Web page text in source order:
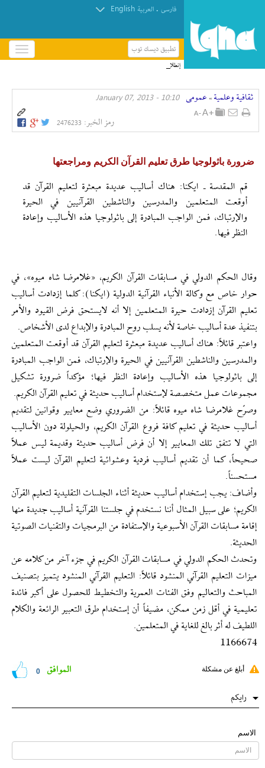
فارسی . العربیة English
تطبيق ديسك توب
باز
و
کردن
إنطلاق مؤتمر الإمام الحسين(ع) الدولي الخامس في
ثقافیة وعلمیة » عمومی 10:10 - January 07, 2013
رمز الخبر: 2476233
ضرورة باثولوجيا طرق تعليم القرآن الكريم ومراجعتها
قم المقدسة ـ ايكنا: هناك أساليب عديدة مبعثرة لتعليم القرآن قد
أوقعت المتعلمين والمدرسين والناشطين القرآنيين في الحيرة
والإرتباك، فمن الواجب المبادرة إلى باثولوجيا هذه الأساليب وإعادة
النظر فيها.
وقال الحكم الدولي في مسابقات القرآن الكريم، «غلامرضا شاه ميوه»، في
حوار خاص مع وكالة الأنباء القرآنية الدولية (ايكنا): كلما إزدادت أساليب
تعليم القرآن إزدادت حيرة المتعلمين إلا أنه لايستحق فرض القيود والأمر
بتنفيذ عدة أساليب خاصة لأنه يسلب روح المبادرة والإبداع لدى الأشخاص.
واعتبر قائلاً: هناك أساليب عديدة مبعثرة لتعليم القرآن قد أوقعت المتعلمين
والمدرسين والناشطين القرآنيين في الحيرة والإرتباك، فمن الواجب المبادرة
إلى باثولوجيا هذه الأساليب وإعادة النظر فيها؛ مؤكداً ضرورة تشكيل
مجموعات عمل متخصصة لإستخدام أساليب حديثة في تعليم القرآن الكريم.
وصرّح غلامرضا شاه ميوه قائلاً: من الضروري وضع معايير وقوانين لتقديم
أساليب حديثة في تعليم كافة فروع القرآن الكريم، والحيلولة دون الأساليب
التي لا تتفق تلك المعايير إلا أن فرض أساليب حديثة وقديمة ليس عملاً
صحيحاً، كما أن تقديم أساليب فردية وعشوائية لتعليم القرآن ليست عملاً
مستحسناً.
وأضاف: يجب إستخدام أساليب حديثة أثناء الجلسات التقليدية لتعليم القرآن
الكريم؛ على سبيل المثال أننا نستخدم في جلستنا القرآنية أساليب جديدة منها
إقامة مسابقات القرآن الأسبوعية والإستفادة من البرمجيات والتقنيات الصوتية
الحديثة.
وتحدث الحكم الدولي في مسابقات القرآن الكريم في جزء آخر من كلامه عن
ميزات التعليم القرآني المنشود قائلاً: التعليم القرآني المنشود يتميز بتصنيف
المباحث والتعاليم وفق الفئات العمرية والتخطيط للحصول على أكبر فائدة
تعليمية في أقل زمن ممكن، مضيفاً أن إستخدام طرق التعبير الرائعة والكلام
اللطيف له أثر بالغ للغاية في المتعلمين.
1166674
أبلغ عن مشكلة 0 الموافق
رایکم
الاسم